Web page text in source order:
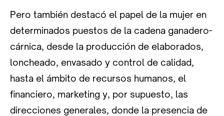
Pero también destacó el papel de la mujer en
determinados puestos de la cadena ganadero-
cárnica, desde la producción de elaborados,
loncheado, envasado y control de calidad,
hasta el ámbito de recursos humanos, el
financiero, marketing y, por supuesto, las
direcciones generales, donde la presencia de